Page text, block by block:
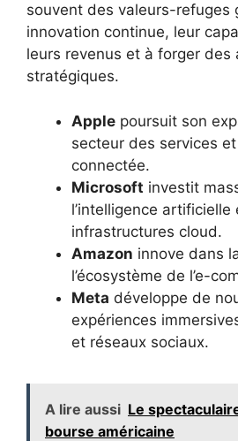
souvent des valeurs-refuges
innovation continue, leur
leurs revenus et à forger des
stratégiques.
Apple poursuit son
secteur des services
connectée.
Microsoft investit
l’intelligence artificielle
infrastructures cloud.
Amazon innove dans
l’écosystème de l’e-
Meta développe de
expériences
et réseaux sociaux.
A lire aussi Le
bourse américaine